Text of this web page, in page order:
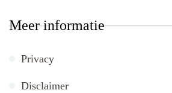
Meer informatie
Privacy
Disclaimer